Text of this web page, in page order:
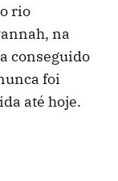
rio
na
conseguido
foi
até hoje.